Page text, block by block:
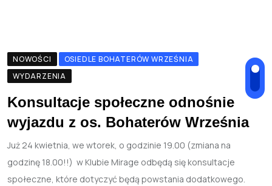
NOWOŚCI
OSIEDLE BOHATERÓW WRZEŚNIA
WYDARZENIA
Konsultacje społeczne odnośnie
wyjazdu z os. Bohaterów Września
Już 24 kwietnia, we wtorek, o godzinie 19.00 (zmiana na
godzinę 18.00!!) w Klubie Mirage odbędą się konsultacje
społeczne, które dotyczyć będą powstania dodatkowego.